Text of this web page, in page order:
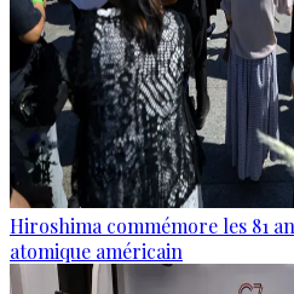
Hiroshima commémore les 81
atomique américain